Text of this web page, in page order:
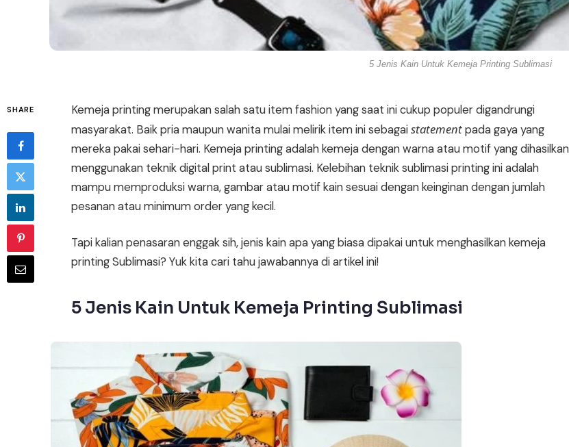
5 Jenis Kain Untuk Kemeja Printing Sublimasi
SHARE
Kemeja printing merupakan salah satu item fashion yang saat ini cukup populer digandrungi
masyarakat. Baik pria maupun wanita mulai melirik item ini sebagai statementpada gaya yang
mereka pakai sehari-hari. Kemeja printing adalah kemeja dengan warna atau motif yang dihasilkan
menggunakan teknik digital print atau sublimasi. Kelebihan teknik sublimasi printing ini adalah
mampu memproduksi warna, gambar atau motif kain sesuai dengan keinginan dengan jumlah
pesanan atau minimum order yang kecil.
Tapi kalian penasaran enggak sih, jenis kain apa yang biasa dipakai untuk menghasilkan kemeja
printing Sublimasi? Yuk kita cari tahu jawabannya di artikel ini!
5 Jenis Kain Untuk Kemeja Printing Sublimasi